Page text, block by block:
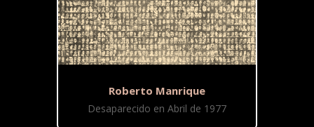
Roberto Manrique
Desaparecido en Abril de 1977